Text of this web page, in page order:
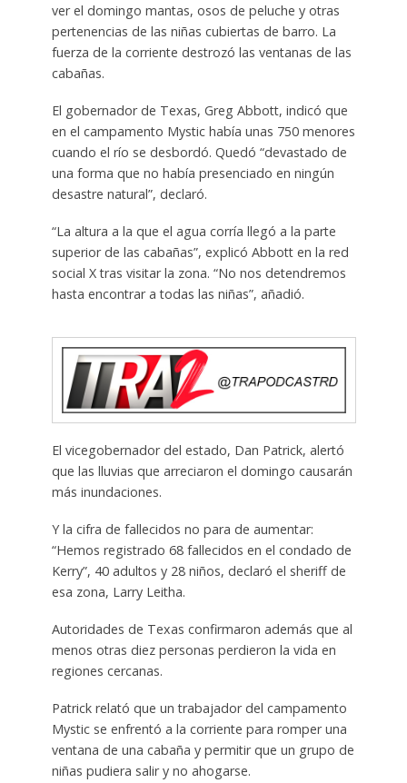
ver el domingo mantas, osos de peluche y otras
pertenencias de las niñas cubiertas de barro. La
fuerza de la corriente destrozó las ventanas de las
cabañas.
El gobernador de Texas, Greg Abbott, indicó que
en el campamento Mystic había unas 750 menores
cuando el río se desbordó. Quedó “devastado de
una forma que no había presenciado en ningún
desastre natural”, declaró.
“La altura a la que el agua corría llegó a la parte
superior de las cabañas”, explicó Abbott en la red
social X tras visitar la zona. “No nos detendremos
hasta encontrar a todas las niñas”, añadió.
El vicegobernador del estado, Dan Patrick, alertó
que las lluvias que arreciaron el domingo causarán
más inundaciones.
Y la cifra de fallecidos no para de aumentar:
“Hemos registrado 68 fallecidos en el condado de
Kerry”, 40 adultos y 28 niños, declaró el sheriff de
esa zona, Larry Leitha.
Autoridades de Texas confirmaron además que al
menos otras diez personas perdieron la vida en
regiones cercanas.
Patrick relató que un trabajador del campamento
Mystic se enfrentó a la corriente para romper una
ventana de una cabaña y permitir que un grupo de
niñas pudiera salir y no ahogarse.